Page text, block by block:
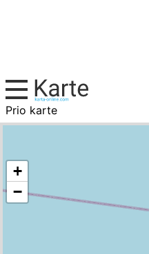
Prio karte
Spanien, Städte-Liste
+
−